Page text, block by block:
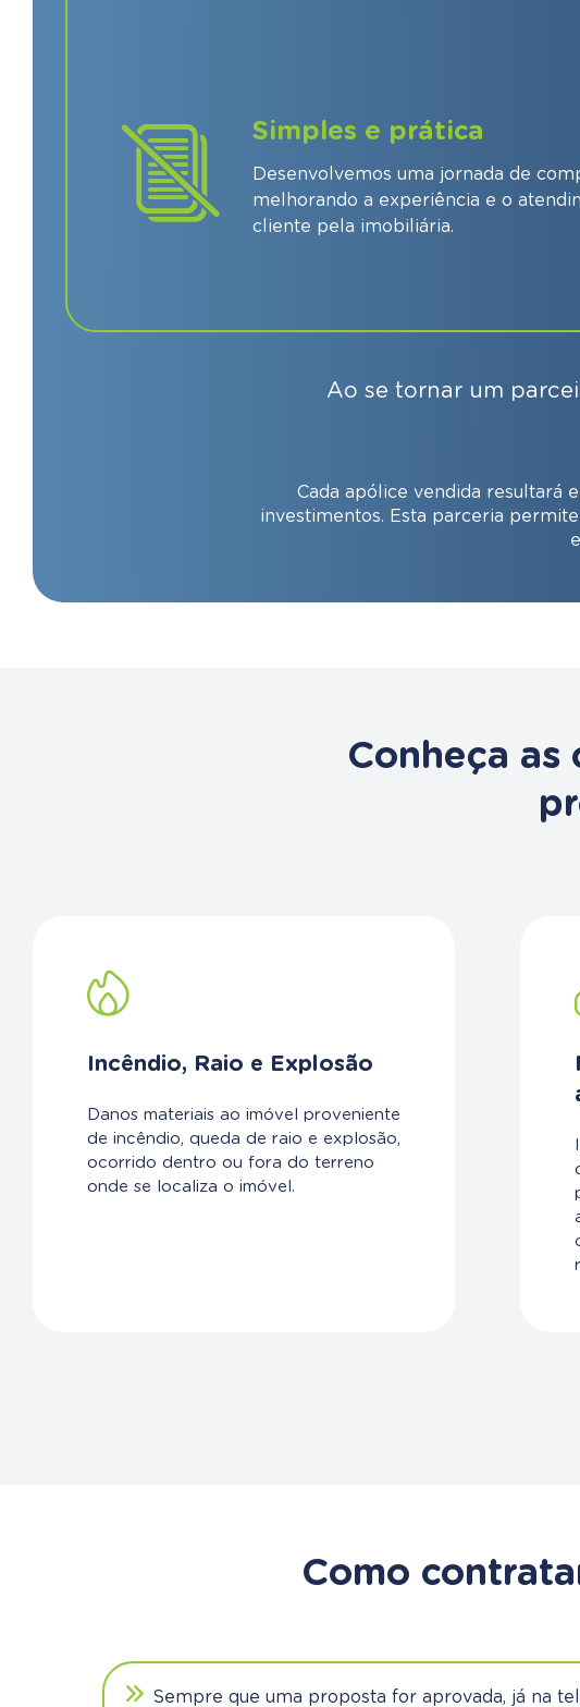
Simples e prática
Desenvolvemos uma jornada de
melhorando a experiência e o
cliente pela imobiliária.
Ao se tornar um
Cada apólice vendida resultará
investimentos. Esta parceria
Conheça as
Incêndio, Raio e Explosão
Danos materiais ao imóvel proveniente
de incêndio, queda de raio e explosão,
ocorrido dentro ou fora do terreno
onde se localiza o imóvel.
Como
Sempre que uma proposta for aprovada, já na